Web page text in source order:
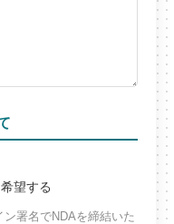
望する
署名でNDAを締結いた